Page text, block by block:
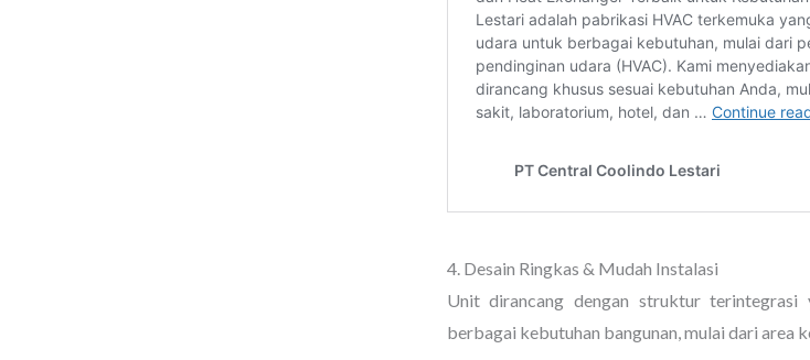
4. Desain Ringkas & Mudah Instalasi
Unit dirancang dengan struktur
berbagai kebutuhan bangunan, mulai dari area